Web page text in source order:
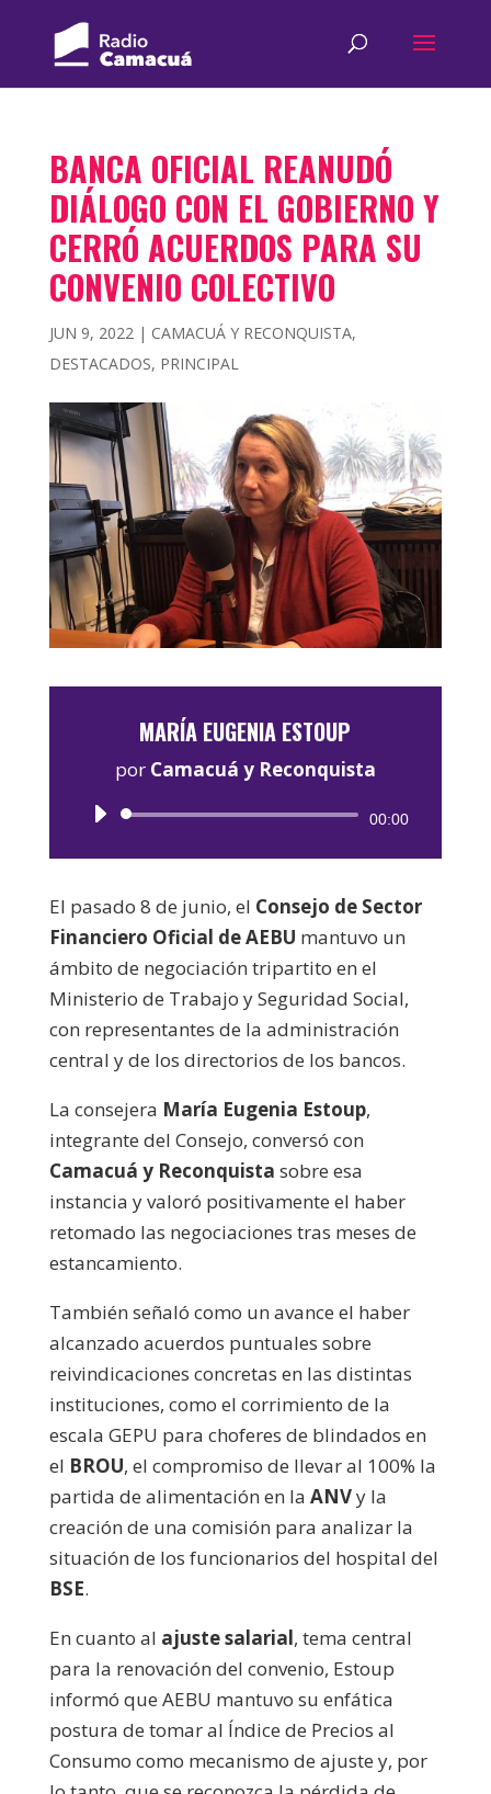
BANCA OFICIAL REANUDÓ
DIÁLOGO CON EL GOBIERNO Y
CERRÓ ACUERDOS PARA SU
CONVENIO COLECTIVO
JUN 9, 2022| CAMACUÁ Y RECONQUISTA,
DESTACADOS, PRINCIPAL
MARÍA EUGENIA ESTOUP
por Camacuá y Reconquista
Reproductor
00:00
El pasado 8 de junio, el Consejo de Sector
Financiero Oficial de AEBU mantuvo un
ámbito de negociación tripartito en el
Ministerio de Trabajo y Seguridad Social,
con representantes de la administración
central y de los directorios de los bancos.
La consejera María Eugenia Estoup,
integrante del Consejo, conversó con
Camacuá y Reconquista sobre esa
instancia y valoró positivamente el haber
retomado las negociaciones tras meses de
estancamiento.
También señaló como un avance el haber
alcanzado acuerdos puntuales sobre
reivindicaciones concretas en las distintas
instituciones, como el corrimiento de la
escala GEPU para choferes de blindados en
el BROU, el compromiso de llevar al 100% la
partida de alimentación en la ANVy la
creación de una comisión para analizar la
situación de los funcionarios del hospital del
BSE.
En cuanto al ajuste salarial, tema central
para la renovación del convenio, Estoup
informó que AEBU mantuvo su enfática
postura de tomar al Índice de Precios al
Consumo como mecanismo de ajuste y, por